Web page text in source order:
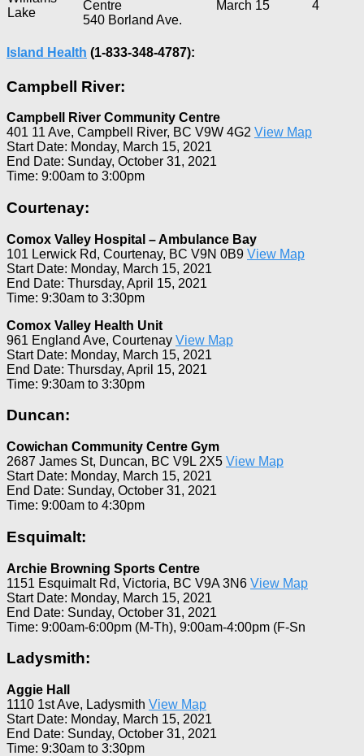
Lake
Centre
540 Borland Ave.
March 15 4
Island Health (1-833-348-4787):
Campbell River:
Campbell River Community Centre
401 11 Ave, Campbell River, BC V9W 4G2 View Map
Start Date: Monday, March 15, 2021
End Date: Sunday, October 31, 2021
Time: 9:00am to 3:00pm
Courtenay:
Comox Valley Hospital – Ambulance Bay
101 Lerwick Rd, Courtenay, BC V9N 0B9 View Map
Start Date: Monday, March 15, 2021
End Date: Thursday, April 15, 2021
Time: 9:30am to 3:30pm
Comox Valley Health Unit
961 England Ave, Courtenay View Map
Start Date: Monday, March 15, 2021
End Date: Thursday, April 15, 2021
Time: 9:30am to 3:30pm
Duncan:
Cowichan Community Centre Gym
2687 James St, Duncan, BC V9L 2X5 View Map
Start Date: Monday, March 15, 2021
End Date: Sunday, October 31, 2021
Time: 9:00am to 4:30pm
Esquimalt:
Archie Browning Sports Centre
1151 Esquimalt Rd, Victoria, BC V9A 3N6 View Map
Start Date: Monday, March 15, 2021
End Date: Sunday, October 31, 2021
Time: 9:00am-6:00pm (M-Th), 9:00am-4:00pm (F-Sn
Ladysmith:
Aggie Hall
1110 1st Ave, Ladysmith View Map
Start Date: Monday, March 15, 2021
End Date: Sunday, October 31, 2021
Time: 9:30am to 3:30pm